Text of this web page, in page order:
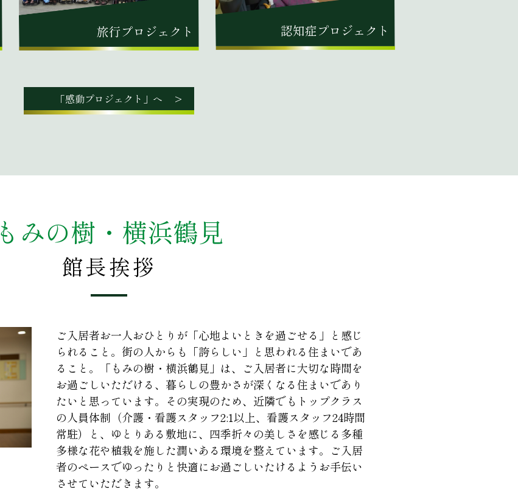
「感動プロジェクト」へ
もみの樹・横浜鶴見
館長挨拶
ご入居者お一人おひとりが「心地よいときを過ごせる」と感じ
られること。街の人からも「誇らしい」と思われる住まいであ
ること。「もみの樹・横浜鶴見」は、ご入居者に大切な時間を
お過ごしいただける、暮らしの豊かさが深くなる住まいであり
たいと思っています。その実現のため、近隣でもトップクラス
の人員体制（介護・看護スタッフ2:1以上、看護スタッフ24時間
常駐）と、ゆとりある敷地に、四季折々の美しさを感じる多種
多様な花や植栽を施した潤いある環境を整えています。ご入居
者のペースでゆったりと快適にお過ごしいたけるようお手伝い
させていただきます。